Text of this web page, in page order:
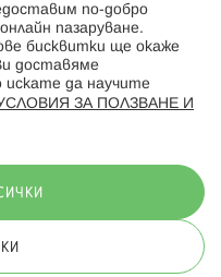
ни:
права запазени
по-добро
пазаруване.
бисквитки ще окаже
доставяме
искате да научите
ЗА ПОЛЗВАНЕ И